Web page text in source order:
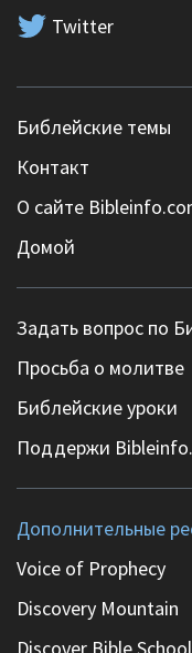
Twitter
Библейские темы
Контакт
О сайте
Домой
Задать вопрос по
Просьба о молитве
Библейские уроки
Поддержи
Дополнительные
Voice of Prophecy
Discovery Mountain